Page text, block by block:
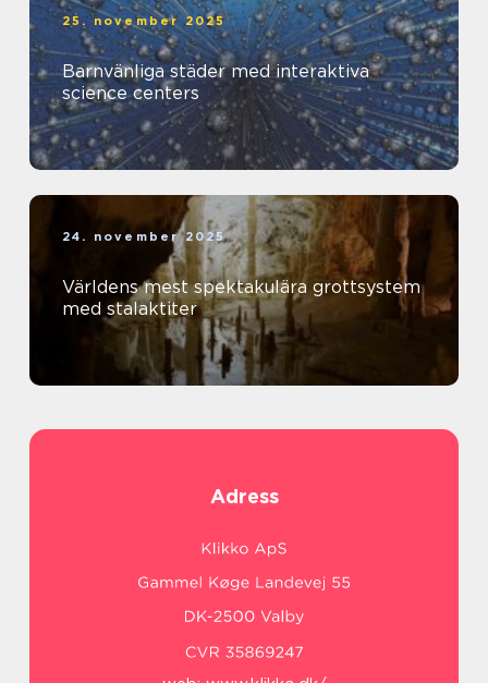
25. november 2025
Barnvänliga städer med interaktiva
science centers
24. november 2025
Världens mest spektakulära grottsystem
med stalaktiter
Adress